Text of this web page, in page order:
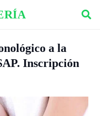
a la
Inscripción